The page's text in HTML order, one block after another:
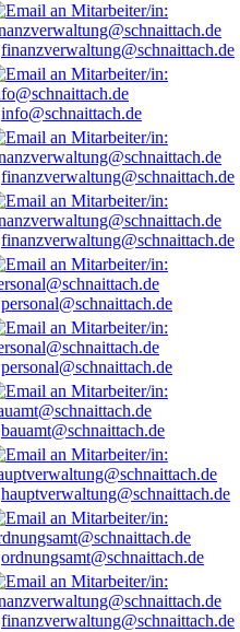
finanzverwaltung@schnaittach.de
info@schnaittach.de
finanzverwaltung@schnaittach.de
finanzverwaltung@schnaittach.de
personal@schnaittach.de
personal@schnaittach.de
bauamt@schnaittach.de
hauptverwaltung@schnaittach.de
ordnungsamt@schnaittach.de
finanzverwaltung@schnaittach.de